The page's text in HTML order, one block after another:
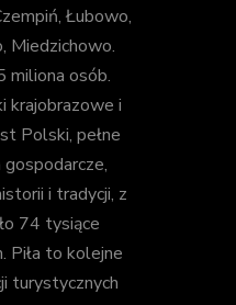
Łubowo,
Miedzichowo.
miliona osób.
krajobrazowe i
Polski, pełne
i tradycji, z
74 tysiące
Piła to kolejne
turystycznych